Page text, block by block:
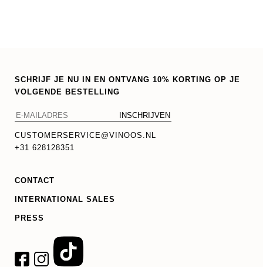
SCHRIJF JE NU IN EN ONTVANG 10% KORTING OP JE
VOLGENDE BESTELLING
CUSTOMERSERVICE@VINOOS.NL
+31 628128351
CONTACT
INTERNATIONAL SALES
PRESS